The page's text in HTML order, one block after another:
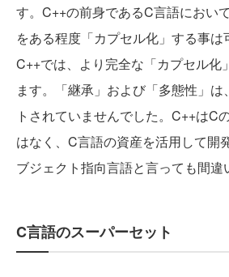
す。C++の前身であるC言語におい
をある程度「カプセル化」する事は
C++では、より完全な「カプセル化
ます。「継承」および「多態性」
トされていませんでした。C++はC
はなく、C言語の資産を活用して開
ブジェクト指向言語と言っても間違
C言語のスーパーセット